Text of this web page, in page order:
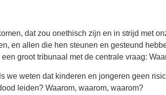
dat zou onethisch zijn en in strijd met
en allen die hen steunen en gesteund
groot tribunaal met de centrale vraag:
weten dat kinderen en jongeren geen
leiden? Waarom, waarom, waarom?